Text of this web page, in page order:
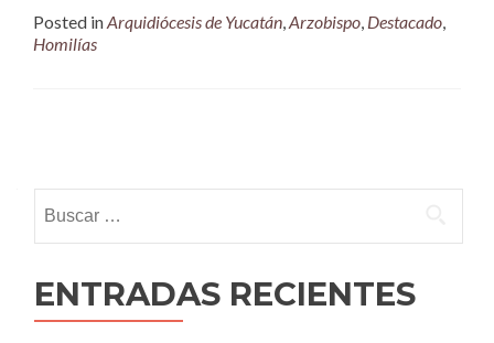
Posted inArquidiócesis de Yucatán,Arzobispo, Destacado,
Homilías
navigation
ENTRADAS RECIENTES